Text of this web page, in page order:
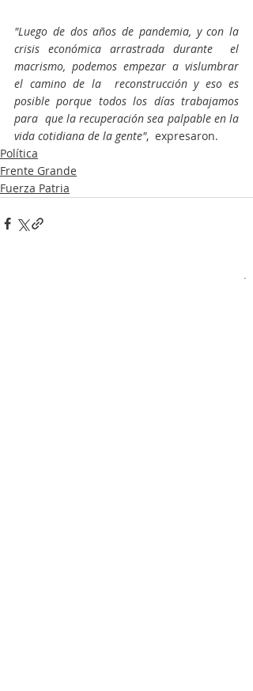
"Luego de dos años de pandemia, y con la
crisis económica arrastrada durante  el
macrismo, podemos empezar a vislumbrar
el camino de la  reconstrucción y eso es
posible porque todos los días trabajamos
para  que la recuperación sea palpable en la
vida cotidiana de la gente",  expresaron.
Política
Frente Grande
Fuerza Patria
Ver todo